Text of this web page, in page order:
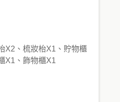
X2、梳妝枱X1、貯物櫃
X1、飾物櫃X1